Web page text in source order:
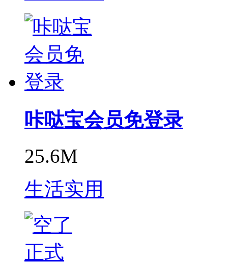
咔哒宝会员免登录
25.6M
生活实用